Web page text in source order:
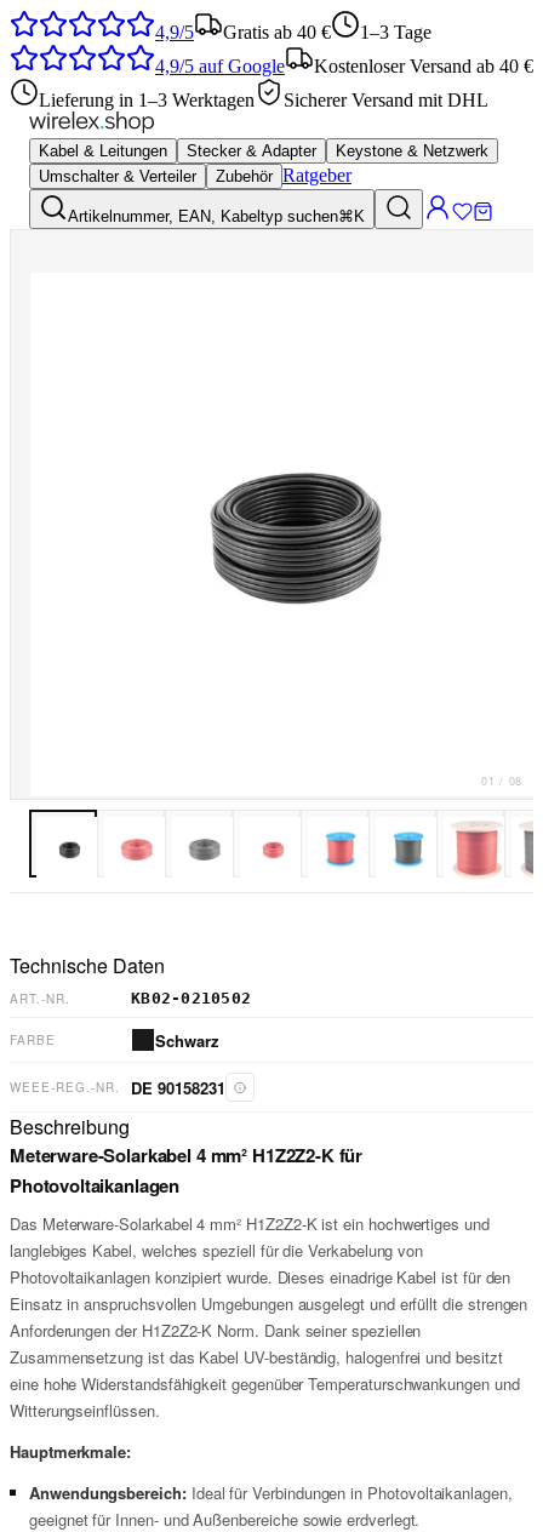
4,9/5 Gratis ab 40 €
1–3 Tage
4,9/5 auf Google
Kostenloser Versand ab 40 €
Lieferung in 1–3 Werktagen
Sicherer Versand mit DHL
Kabel & Leitungen Stecker & Adapter
Keystone & Netzwerk
Umschalter & Verteiler
Zubehör Ratgeber
Artikelnummer, EAN, Kabeltyp suchen⌘K
01 / 08
Technische Daten
ART.-NR. KB02-0210502
FARBE Schwarz
WEEE-REG.-NR. DE 90158231
Beschreibung
Meterware-Solarkabel 4 mm² H1Z2Z2-K für
Photovoltaikanlagen
Das Meterware-Solarkabel 4 mm² H1Z2Z2-K ist ein hochwertiges und
langlebiges Kabel, welches speziell für die Verkabelung von
Photovoltaikanlagen konzipiert wurde. Dieses einadrige Kabel ist für den
Einsatz in anspruchsvollen Umgebungen ausgelegt und erfüllt die strengen
Anforderungen der H1Z2Z2-K Norm. Dank seiner speziellen
Zusammensetzung ist das Kabel UV-beständig, halogenfrei und besitzt
eine hohe Widerstandsfähigkeit gegenüber Temperaturschwankungen und
Witterungseinflüssen.
Hauptmerkmale:
Anwendungsbereich:Ideal für Verbindungen in Photovoltaikanlagen,
geeignet für Innen- und Außenbereiche sowie erdverlegt.